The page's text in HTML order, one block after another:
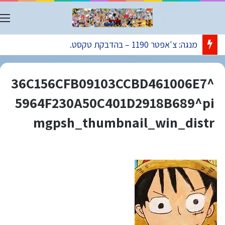
מנגה: צ'אפטר 1190 – בהדבקת טקסט.
^36C156CFB09103CCBD461006E7
5964F230A50C401D2918B689^pi
mgpsh_thumbnail_win_distr